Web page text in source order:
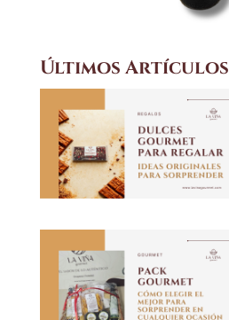
Últimos Artículos